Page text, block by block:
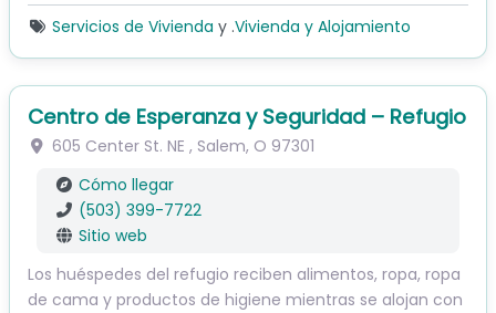
Servicios de Vivienda y .Vivienda y Alojamiento
Centro de Esperanza y Seguridad – Refugio
605 Center St. NE , Salem, O 97301
Cómo llegar
(503) 399-7722
Sitio web
Los huéspedes del refugio reciben alimentos, ropa, ropa
de cama y productos de higiene mientras se alojan con